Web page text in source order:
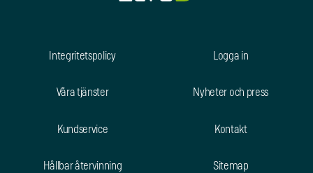
Integritetspolicy
Våra tjänster
Kundservice
Hållbar återvinning
Logga in
Nyheter och press
Kontakt
Sitemap